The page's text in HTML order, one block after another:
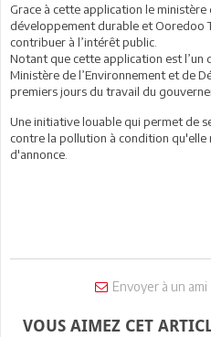
Grace à cette application le ministère
développement durable et Ooredoo
contribuer à l’intérêt public.
Notant que cette application est l’un
Ministère de l’Environnement et de
premiers jours du travail du
Une initiative louable qui permet de
contre la pollution à condition qu'elle
d'annonce.
Envoyer à un ami
VOUS AIMEZ CET